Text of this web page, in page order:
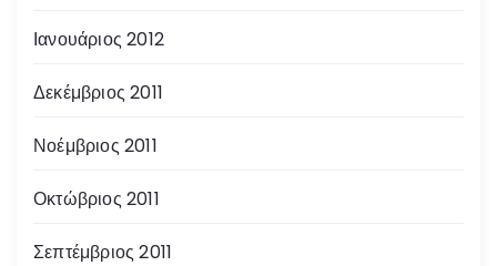
Ιανουάριος 2012
Δεκέμβριος 2011
Νοέμβριος 2011
Οκτώβριος 2011
Σεπτέμβριος 2011